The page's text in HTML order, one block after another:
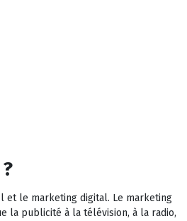
et le marketing digital. Le marketing
la publicité à la télévision, à la radio,